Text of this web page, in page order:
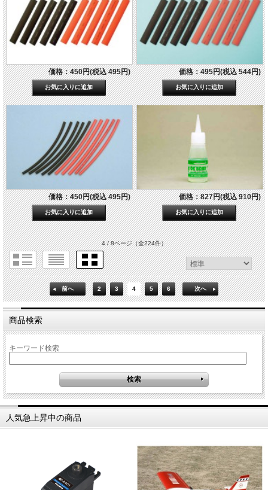
価格：450円(税込 495円) 価格：495円(税込 544円)
価格：450円(税込 495円) 価格：827円(税込 910円)
4 / 8ページ（全224件）
前へ 2 3 4 5 6 次へ
商品検索
キーワード検索
人気急上昇中の商品